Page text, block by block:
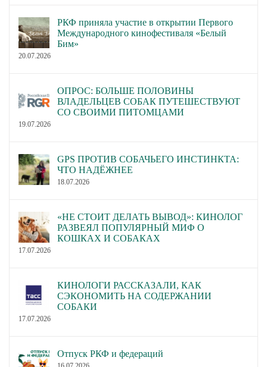
РКФ приняла участие в открытии Первого
Международного кинофестиваля «Белый
Бим»
20.07.2026
ОПРОС: БОЛЬШЕ ПОЛОВИНЫ
ВЛАДЕЛЬЦЕВ СОБАК ПУТЕШЕСТВУЮТ
СО СВОИМИ ПИТОМЦАМИ
19.07.2026
GPS ПРОТИВ СОБАЧЬЕГО ИНСТИНКТА:
ЧТО НАДЁЖНЕЕ
18.07.2026
«НЕ СТОИТ ДЕЛАТЬ ВЫВОД»: КИНОЛОГ
РАЗВЕЯЛ ПОПУЛЯРНЫЙ МИФ О
КОШКАХ И СОБАКАХ
17.07.2026
КИНОЛОГИ РАССКАЗАЛИ, КАК
СЭКОНОМИТЬ НА СОДЕРЖАНИИ
СОБАКИ
17.07.2026
Отпуск РКФ и федераций